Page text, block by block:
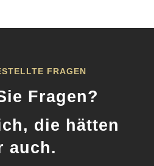
FRAGEN
Fragen?
die hätten
auch.